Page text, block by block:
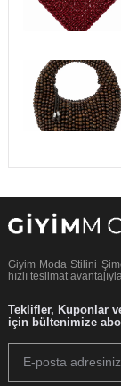
Giyim Moda Stilini
hızlı teslimat
Teklifler, Kuponlar
için bültenimize